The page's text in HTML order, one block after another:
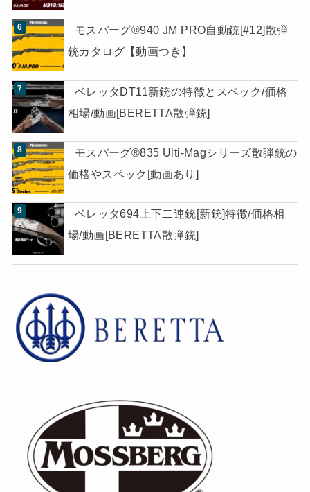
モスバーグ®940 JM PRO自動銃[#12]散弾
銃カタログ【動画つき】
ベレッタDT11新銃の特徴とスペック/価格
相場/動画[BERETTA散弾銃]
モスバーグ®835 Ulti-Magシリーズ散弾銃の
価格やスペック[動画あり]
ベレッタ694上下二連銃[新銃]特徴/価格相
場/動画[BERETTA散弾銃]